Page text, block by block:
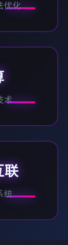
优化
术
联
统